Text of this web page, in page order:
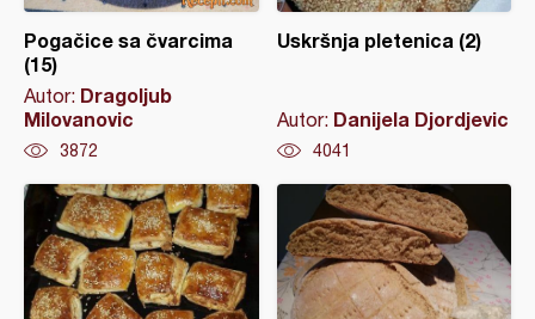
Pogačice sa čvarcima
(15)
Autor: Dragoljub
Milovanovic
3872
Uskršnja pletenica (2)
Autor: Danijela Djordjevic
4041